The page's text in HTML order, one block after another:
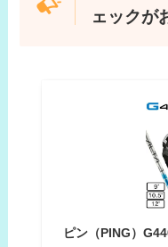
ェックが
ピン（PING）